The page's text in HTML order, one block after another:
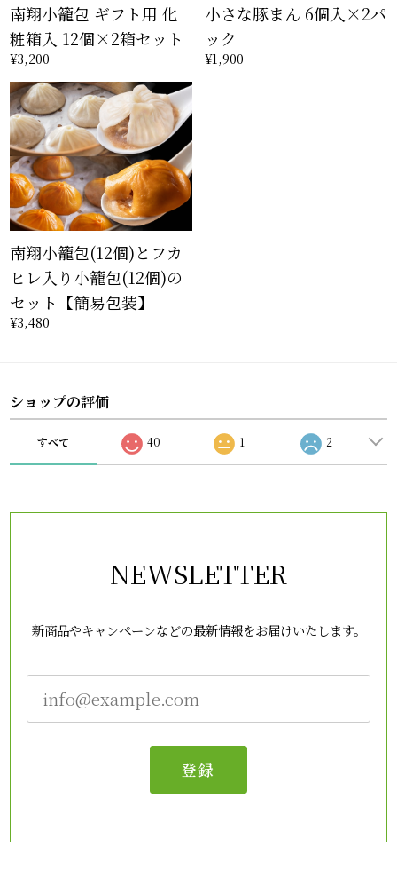
南翔小籠包 ギフト用 化
粧箱入 12個×2箱セット
¥3,200
小さな豚まん 6個入×2パ
ック
¥1,900
南翔小籠包(12個)とフカ
ヒレ入り小籠包(12個)の
セット【簡易包装】
¥3,480
ショップの評価
すべて 40 1 2
NEWSLETTER
新商品やキャンペーンなどの最新情報をお届けいたします。
登録